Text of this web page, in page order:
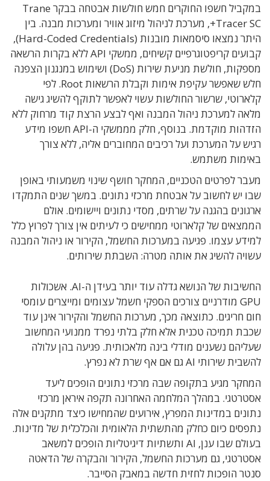
במקביל חשפו החוקרים חמש חולשות אבטחה בבקר Trane
Tracer SC+, מערכת לניהול מיזוג אוויר ומערכות מבנה. בין
היתר נמצאו סיסמאות מובנות (Hard-Coded Credentials),
קבועים קריפטוגרפיים קשיחים, ממשקי API ללא בקרות הרשאה
מספקות, חולשת מניעת שירות (DoS) ושימוש במנגנון הצפנה
חלש שאפשר עקיפת אימות וקבלת הרשאות Root. לפי
קלארוטי, שרשור החולשות עשוי לאפשר לתוקף להשיג גישה
מלאה למערכת ניהול המבנה ואף לבצע הרצת קוד מרחוק ללא
הזדהות מוקדמת. בנוסף, חלק מממשקי ה-API חשפו מידע
רגיש על המערכת ועל רכיבים המחוברים אליה, ללא צורך
באימות משתמש.
מעבר לפרטים הטכניים, המחקר חושף שינוי משמעותי באופן
שבו יש לחשוב על אבטחת מרכזי נתונים. במשך שנים התמקדו
ארגונים בהגנה על שרתים, מסדי נתונים ויישומים. אולם
הממצאים של קלארוטי ממחישים כי לעיתים אין צורך לפרוץ כלל
למידע עצמו. פגיעה במערכות החשמל, הקירור או ניהול המבנה
עשויה להשיג את אותה מטרה: השבתת שירותים.
החשיבות של הנושא גדלה עוד יותר בעידן ה-AI. אשכולות
GPU מודרניים צורכים הספקי חשמל עצומים ומייצרים עומסי
חום חריגים. כתוצאה מכך, מערכות החשמל והקירור אינן עוד
שכבת תמיכה טכנית אלא חלק בלתי נפרד ממנועי המחשוב
שעליהם נשענים מודלי בינה מלאכותית. פגיעה בהן עלולה
להשבית שירותי AI גם אם אף שרת לא נפרץ.
המחקר מגיע בתקופה שבה מרכזי נתונים הופכים ליעד
אסטרטגי. במהלך המלחמה האחרונה תקפה איראן מרכזי
נתונים במדינות המפרץ, אירועים שהמחישו כיצד מתקנים אלה
נתפסים כיום כחלק מהתשתית הלאומית והכלכלית של מדינות.
בעולם שבו ענן, AI ותשתיות דיגיטליות הופכים למשאב
אסטרטגי, גם מערכות החשמל, הקירור והבקרה של הדאטה
סנטר הופכות לחזית חדשה במאבק הסייבר.